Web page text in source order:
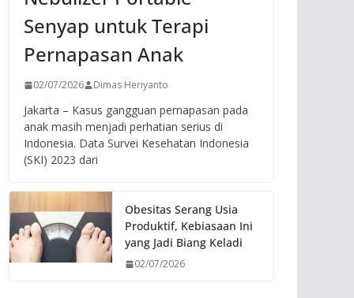
Senyap untuk Terapi
Pernapasan Anak
02/07/2026 Dimas Heriyanto
Jakarta – Kasus gangguan pernapasan pada
anak masih menjadi perhatian serius di
Indonesia. Data Survei Kesehatan Indonesia
(SKI) 2023 dari
Obesitas Serang Usia
Produktif, Kebiasaan Ini
yang Jadi Biang Keladi
02/07/2026